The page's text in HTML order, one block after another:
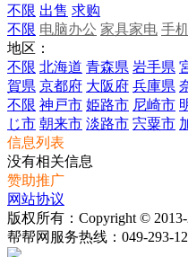
不限 出售 求购
不限 电脑办公 家具家电 手
地区：
不限 北海道 青森県 岩手県
賀県 京都府 大阪府 兵庫県
不限 神戸市 姫路市 尼崎市
じ市 朝来市 淡路市 宍粟市
信息列表
没有相关信息
赞助推广
网站协议
版权所有：Copyright ©
帮帮网服务热线： 049-293-